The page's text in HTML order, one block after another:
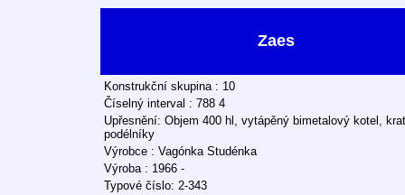
Zaes
Konstrukční skupina : 10
Číselný interval : 788 4
Upřesnění: Objem 400 hl, vytápěný bimetalový kotel,
podélníky
Výrobce : Vagónka Studénka
Výroba : 1966 -
Typové číslo: 2-343